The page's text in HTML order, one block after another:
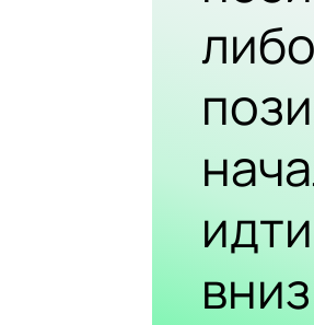
либо
идти
вниз